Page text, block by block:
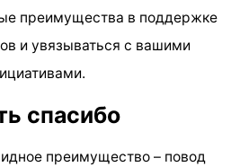
преимущества в поддержке
и увязываться с вашими
спасибо
преимущество – повод